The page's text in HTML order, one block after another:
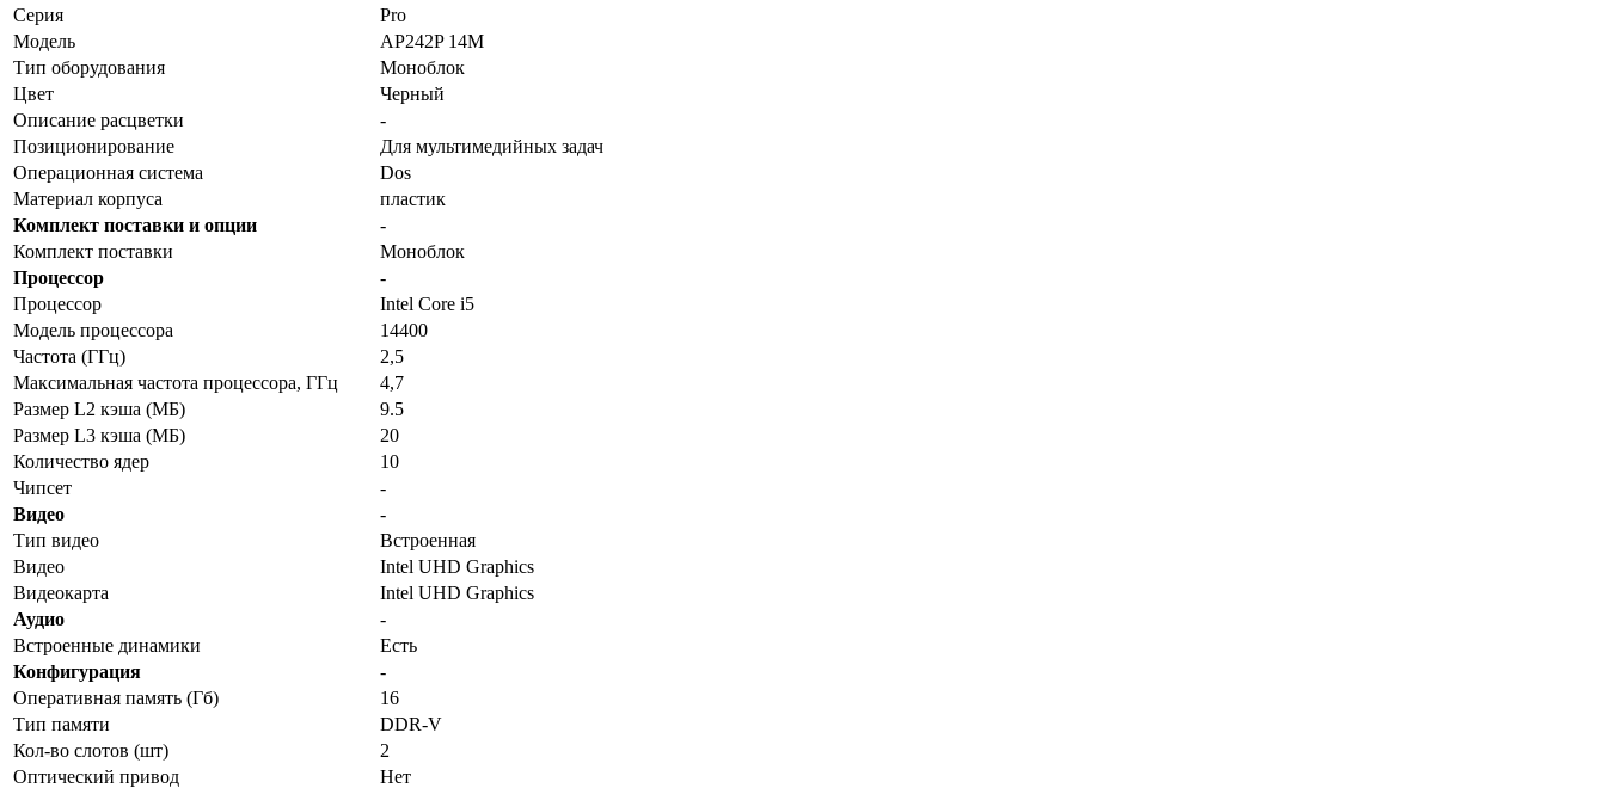
Серия
Pro
Модель
AP242P 14M
Тип оборудования
Моноблок
Цвет
Черный
Описание расцветки
-
Позиционирование
Для мультимедийных задач
Операционная система
Dos
Материал корпуса
пластик
Комплект поставки и опции
-
Комплект поставки
Моноблок
Процессор
-
Процессор
Intel Core i5
Модель процессора
14400
Частота (ГГц)
2,5
Максимальная частота процессора, ГГц
4,7
Размер L2 кэша (МБ)
9.5
Размер L3 кэша (МБ)
20
Количество ядер
10
Чипсет
-
Видео
-
Тип видео
Встроенная
Видео
Intel UHD Graphics
Видеокарта
Intel UHD Graphics
Аудио
-
Встроенные динамики
Есть
Конфигурация
-
Оперативная память (Гб)
16
Тип памяти
DDR-V
Кол-во слотов (шт)
2
Оптический привод
Нет